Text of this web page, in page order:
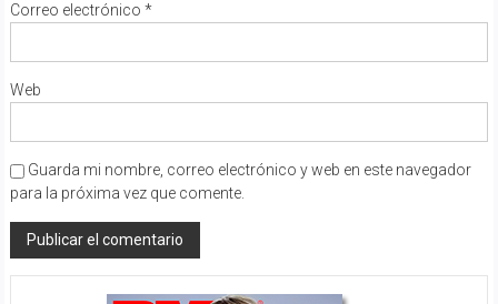
Correo electrónico *
Web
Guarda mi nombre, correo electrónico y web en este navegador
para la próxima vez que comente.